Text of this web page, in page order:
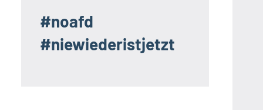
#noafd
#niewiederistjetzt